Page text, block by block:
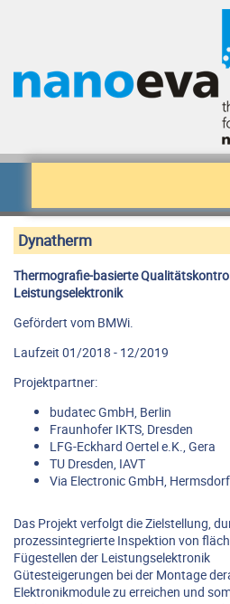
Dynatherm
Thermografie-basierte
Leistungselektronik
Gefördert vom BMWi.
Laufzeit 01/2018 - 12/2019
Projektpartner:
budatec GmbH, Berlin
Fraunhofer IKTS, Dresden
LFG-Eckhard Oertel e.K., Gera
TU Dresden, IAVT
Via Electronic GmbH, Hermsdorf
Das Projekt verfolgt die Zielstellung,
prozessintegrierte Inspektion von
Fügestellen der Leistungselektronik
Gütesteigerungen bei der Montage
Elektronikmodule zu erreichen und